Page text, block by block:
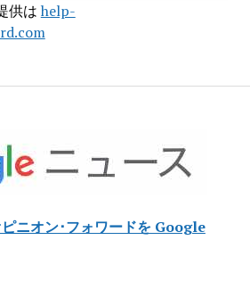
供は help-
ニオン･フォワードを Google